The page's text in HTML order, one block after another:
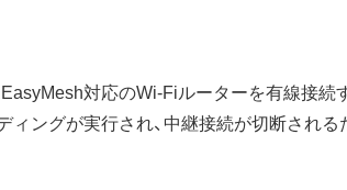
対応のWi-Fiルーターを有線接
ングが実行され、中継接続が切断され